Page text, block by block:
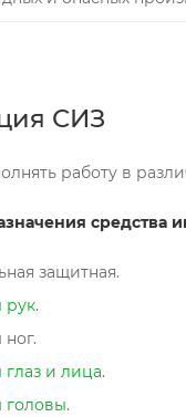
СИЗ
работу в
средства
защитная.
рук.
и лица.
головы.